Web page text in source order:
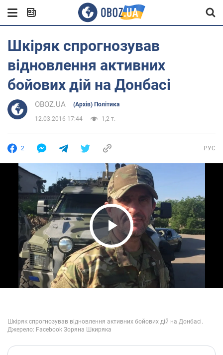
Шкіряк спрогнозував
відновлення активних
бойових дій на Донбасі
OBOZ.UA (Архів) Політика
12.03.2016 17:44 1,2 т.
2 РУС
Play Video